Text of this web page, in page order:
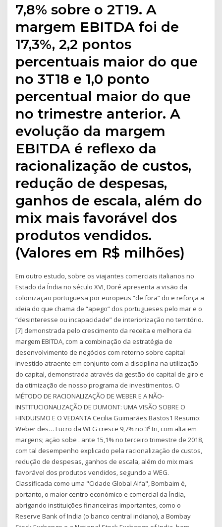
7,8% sobre o 2T19. A
margem EBITDA foi de
17,3%, 2,2 pontos
percentuais maior do que
no 3T18 e 1,0 ponto
percentual maior do que
no trimestre anterior. A
evolução da margem
EBITDA é reflexo da
racionalização de custos,
redução de despesas,
ganhos de escala, além do
mix mais favorável dos
produtos vendidos.
(Valores em R$ milhões)
Em outro estudo, sobre os viajantes comerciais italianos no
Estado da Índia no século XVI, Doré apresenta a visão da
colonização portuguesa por europeus “de fora” do e reforça a
ideia do que chama de “apego” dos portugueses pelo mar e o
“desinteresse ou incapacidade” de interiorização no território.
[7] demonstrada pelo crescimento da receita e melhora da
margem EBITDA, com a combinação da estratégia de
desenvolvimento de negócios com retorno sobre capital
investido atraente em conjunto com a disciplina na utilização
do capital, demonstrada através da gestão do capital de giro e
da otimização de nosso programa de investimentos. O
MÉTODO DE RACIONALIZAÇÃO DE WEBER E A NÃO-
INSTITUCIONALIZAÇÃO DE DUMONT: UMA VISÃO SOBRE O
HINDUISMO E O VEDANTA Cecilia Guimarães Bastos1 Resumo:
Weber des… Lucro da WEG cresce 9,7% no 3º tri, com alta em
margens; ação sobe . ante 15,1% no terceiro trimestre de 2018,
com tal desempenho explicado pela racionalização de custos,
redução de despesas, ganhos de escala, além do mix mais
favorável dos produtos vendidos, segundo a WEG.
Classificada como uma "Cidade Global Alfa", Bombaim é,
portanto, o maior centro económico e comercial da Índia,
abrigando instituições financeiras importantes, como o
Reserve Bank of India (o banco central indiano), a Bombay